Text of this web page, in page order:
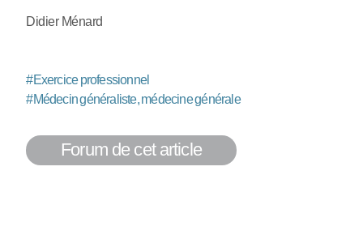
Didier Ménard
#Exercice professionnel
#Médecin généraliste, médecine générale
Forum de cet article